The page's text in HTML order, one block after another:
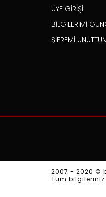
ÜYE GİRİŞİ
BİLGİLERİMİ
ŞİFREMİ
2007 - 2020 ©
Tüm bilgileriniz